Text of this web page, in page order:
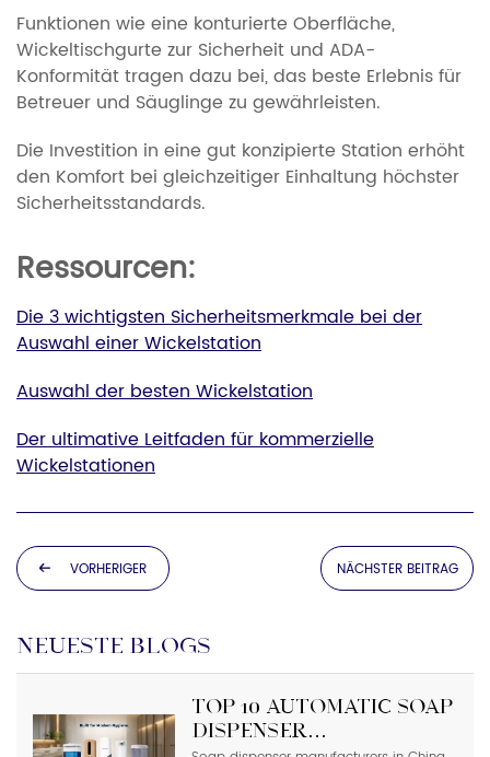
Funktionen wie eine konturierte Oberfläche,
Wickeltischgurte zur Sicherheit und ADA-
Konformität tragen dazu bei, das beste Erlebnis für
Betreuer und Säuglinge zu gewährleisten.
Die Investition in eine gut konzipierte Station erhöht
den Komfort bei gleichzeitiger Einhaltung höchster
Sicherheitsstandards.
Ressourcen:
Die 3 wichtigsten Sicherheitsmerkmale bei der
Auswahl einer Wickelstation
Auswahl der besten Wickelstation
Der ultimative Leitfaden für kommerzielle
Wickelstationen
VORHERIGER NÄCHSTER BEITRAG
NEUESTE BLOGS
Top 10 Automatic Soap
Dispenser